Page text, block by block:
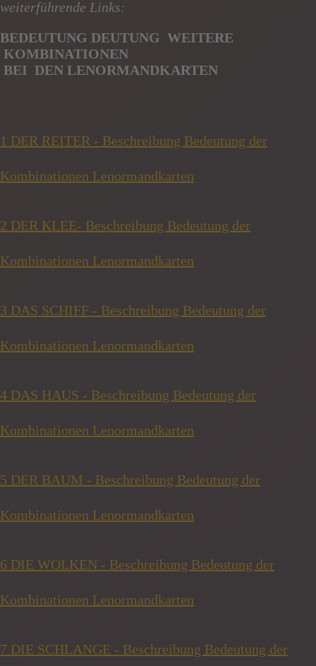
weiterführende Links:
BEDEUTUNG DEUTUNG WEITERE
KOMBINATIONEN
BEI DEN LENORMANDKARTEN
1 DER REITER - Beschreibung Bedeutung der
Kombinationen Lenormandkarten
2 DER KLEE- Beschreibung Bedeutung der
Kombinationen Lenormandkarten
3 DAS SCHIFF - Beschreibung Bedeutung der
Kombinationen Lenormandkarten
4 DAS HAUS - Beschreibung Bedeutung der
Kombinationen Lenormandkarten
5 DER BAUM - Beschreibung Bedeutung der
Kombinationen Lenormandkarten
6 DIE WOLKEN - Beschreibung Bedeutung der
Kombinationen Lenormandkarten
7 DIE SCHLANGE - Beschreibung Bedeutung der